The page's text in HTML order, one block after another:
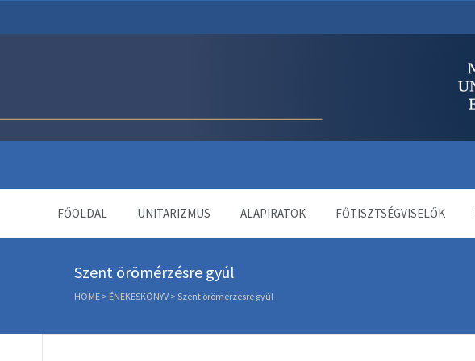
FŐOLDAL UNITARIZMUS ALAPIRATOK FŐTISZTSÉGVISELŐK
Szent örömérzésre gyúl
HOME > ÉNEKESKÖNYV > Szent örömérzésre gyúl